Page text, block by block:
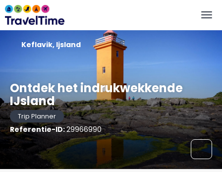
Ontdek het indrukwekkende
IJsland
Trip Planner
Referentie-ID:29966990
Keflavik, Ijsland